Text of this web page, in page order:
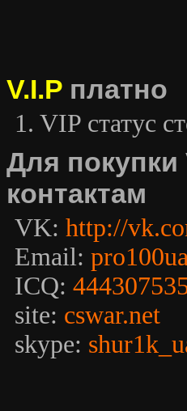
V.I.P платно
1. VIP статус
Для
контактам
VK: http://
Email:
ICQ:
site: cswar.net
skype: